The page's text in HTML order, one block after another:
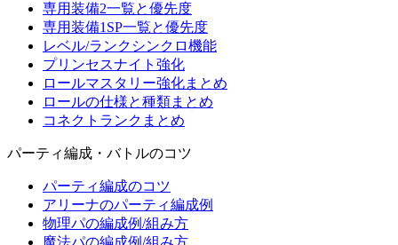
専用装備2一覧と優先度
専用装備1SP一覧と優先度
レベル/ランクシンクロ機能
プリンセスナイト強化
ロールマスタリー強化まとめ
ロールの仕様と種類まとめ
コネクトランクまとめ
パーティ編成・バトルのコツ
パーティ編成のコツ
アリーナのパーティ編成例
物理パの編成例/組み方
魔法パの編成例/組み方